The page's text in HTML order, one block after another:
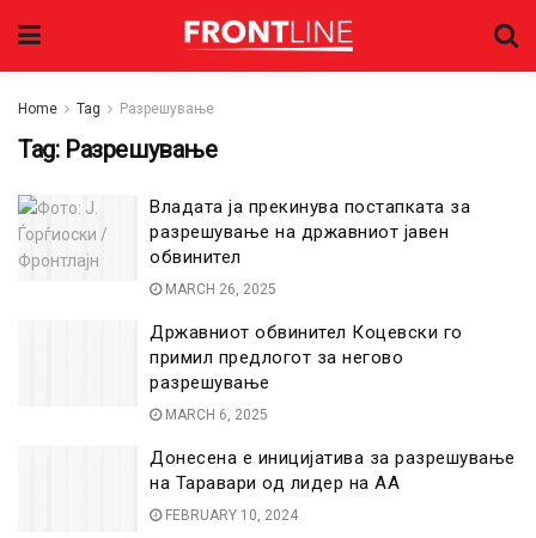
Home Tag Разрешување
Tag: Разрешување
Владата ја прекинува постапката за
разрешување на државниот јавен
обвинител
MARCH 26, 2025
Државниот обвинител Коцевски го
примил предлогот за негово
разрешување
MARCH 6, 2025
Донесена е иницијатива за разрешување
на Таравари од лидер на АА
FEBRUARY 10, 2024